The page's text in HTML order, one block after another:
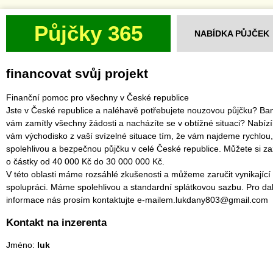
Půjčky 365 NABÍDKA PŮJČEK
financovat svůj projekt
Finanční pomoc pro všechny v České republice
Jste v České republice a naléhavě potřebujete nouzovou půjčku?
vám zamítly všechny žádosti a nacházíte se v obtížné situaci?
vám východisko z vaší svízelné situace tím, že vám najdeme rychlou,
spolehlivou a bezpečnou půjčku v celé České republice. Můžete si
o částky od 40 000 Kč do 30 000 000 Kč.
V této oblasti máme rozsáhlé zkušenosti a můžeme zaručit vynikající
spolupráci. Máme spolehlivou a standardní splátkovou sazbu. Pro
informace nás prosím kontaktujte e-mailem.lukdany803@gmail.com
Kontakt na inzerenta
Jméno: luk